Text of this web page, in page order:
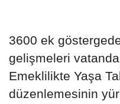
3600 ek
gelişmeleri
Emeklilikte Yaşa
düzenlemesinin